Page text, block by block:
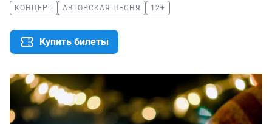
КОНЦЕРТ АВТОРСКАЯ ПЕСНЯ 12+
Купить билеты